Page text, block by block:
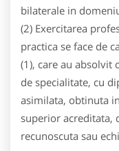
bilaterale in
(2) Exercitarea
practica se face de
(1), care au
de specialitate, cu
asimilata, obtinuta
superior acreditata,
recunoscuta sau